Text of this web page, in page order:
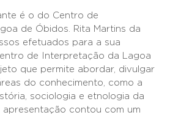
é o do Centro de
de Óbidos. Rita Martins da
efetuados para a sua
de Interpretação da Lagoa
que permite abordar, divulgar
do conhecimento, como a
sociologia e etnologia da
apresentação contou com um